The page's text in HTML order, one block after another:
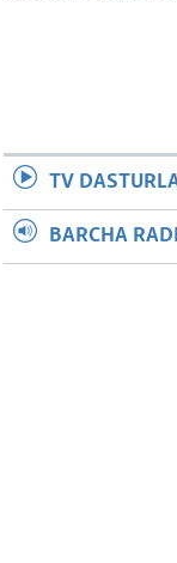
TV
BARCHA